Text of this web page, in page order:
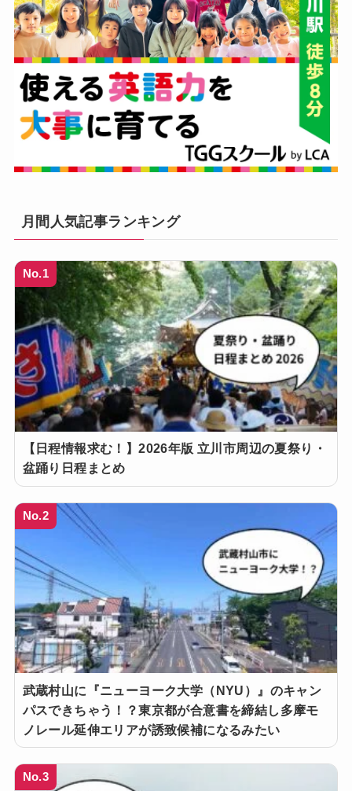
月間人気記事ランキング
No.1
【日程情報求む！】2026年版 立川市周辺の夏祭り・
盆踊り日程まとめ
No.2
武蔵村山に『ニューヨーク大学（NYU）』のキャン
パスできちゃう！？東京都が合意書を締結し多摩モ
ノレール延伸エリアが誘致候補になるみたい
No.3